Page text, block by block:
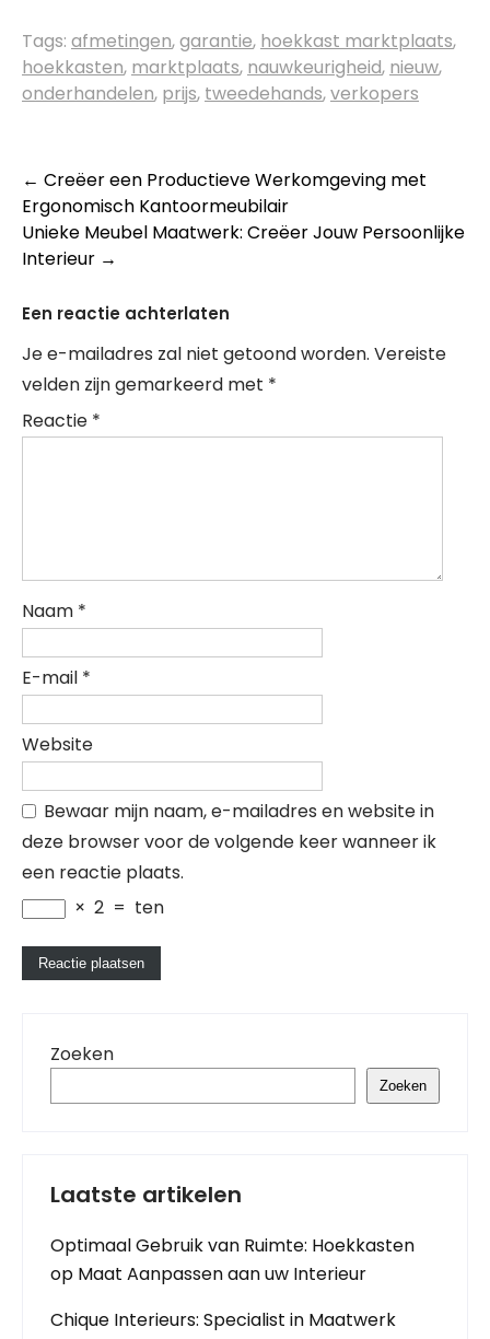
Tags: afmetingen,garantie, hoekkast marktplaats,
hoekkasten, marktplaats, nauwkeurigheid, nieuw,
onderhandelen, prijs, tweedehands,verkopers
Berichtnavigatie
← Creëer een Productieve Werkomgeving met
Ergonomisch Kantoormeubilair
Unieke Meubel Maatwerk: Creëer Jouw Persoonlijke
Interieur →
Een reactie achterlaten
Je e-mailadres zal niet getoond worden. Vereiste
velden zijn gemarkeerd met *
Reactie *
Naam *
E-mail *
Website
Bewaar mijn naam, e-mailadres en website in
deze browser voor de volgende keer wanneer ik
een reactie plaats.
× 2 = ten
Zoeken
Zoeken
Laatste artikelen
Optimaal Gebruik van Ruimte: Hoekkasten
op Maat Aanpassen aan uw Interieur
Chique Interieurs: Specialist in Maatwerk